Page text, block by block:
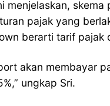
menjelaskan,
pajak yang
berarti tarif
akan membayar
ungkap Sri.